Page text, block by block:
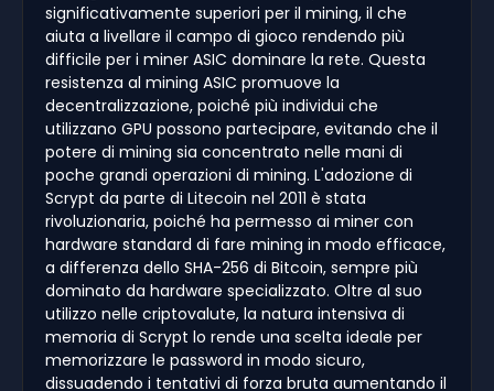
significativamente superiori per il mining, il che
aiuta a livellare il campo di gioco rendendo più
difficile per i miner ASIC dominare la rete. Questa
resistenza al mining ASIC promuove la
decentralizzazione, poiché più individui che
utilizzano GPU possono partecipare, evitando che il
potere di mining sia concentrato nelle mani di
poche grandi operazioni di mining. L'adozione di
Scrypt da parte di Litecoin nel 2011 è stata
rivoluzionaria, poiché ha permesso ai miner con
hardware standard di fare mining in modo efficace,
a differenza dello SHA-256 di Bitcoin, sempre più
dominato da hardware specializzato. Oltre al suo
utilizzo nelle criptovalute, la natura intensiva di
memoria di Scrypt lo rende una scelta ideale per
memorizzare le password in modo sicuro,
dissuadendo i tentativi di forza bruta aumentando il